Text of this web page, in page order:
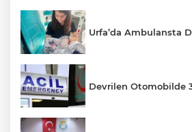
Urfa’da Ambulansta
Devrilen Otomobilde